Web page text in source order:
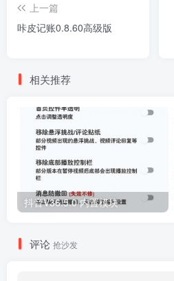
上一篇
咔皮记账0.8.60高级版
相关推荐
抖音V36.5.0 内置模块
评论 抢沙发